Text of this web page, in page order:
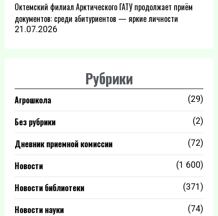
Октемский филиал Арктического ГАТУ продолжает приём
документов: среди абитуриентов — яркие личности
21.07.2026
Рубрики
Агрошкола (29)
Без рубрики (2)
Дневник приемной комиссии (72)
Новости (1 600)
Новости библиотеки (371)
Новости науки (74)